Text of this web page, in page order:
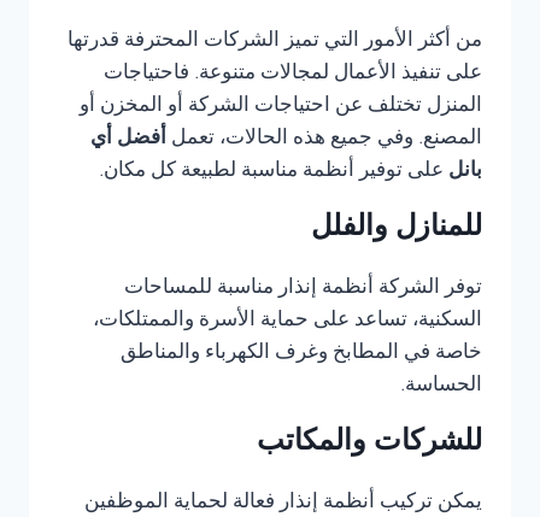
من أكثر الأمور التي تميز الشركات المحترفة قدرتها
على تنفيذ الأعمال لمجالات متنوعة. فاحتياجات
المنزل تختلف عن احتياجات الشركة أو المخزن أو
المصنع. وفي جميع هذه الحالات، تعمل أفضل أي
بانل على توفير أنظمة مناسبة لطبيعة كل مكان.
للمنازل والفلل
توفر الشركة أنظمة إنذار مناسبة للمساحات
السكنية، تساعد على حماية الأسرة والممتلكات،
خاصة في المطابخ وغرف الكهرباء والمناطق
الحساسة.
للشركات والمكاتب
يمكن تركيب أنظمة إنذار فعالة لحماية الموظفين